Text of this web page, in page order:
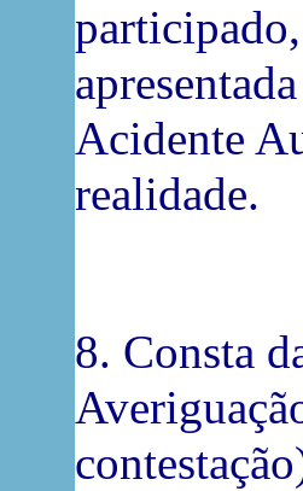
Acidente
realidade.
8. Consta